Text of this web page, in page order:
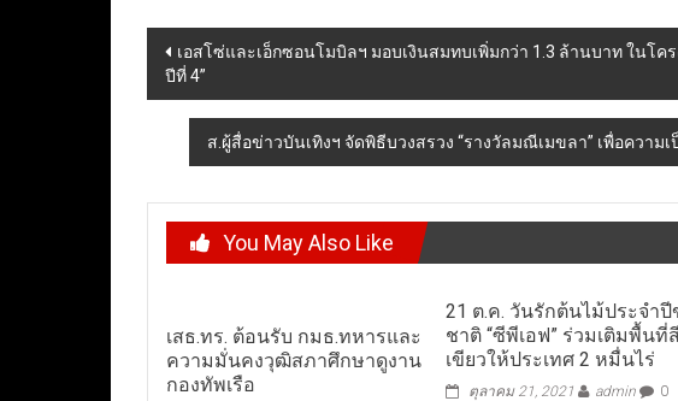
Post
navigation
เอสโซ่และเอ็กซอนโมบิลฯ มอบเงินสมทบเพิ่มกว่า 1.3 ล้านบาท ในโค
ปีที่ 4”
ส.ผู้สื่อข่าวบันเทิงฯ จัดพิธีบวงสรวง “รางวัลมณีเมขลา” เพื่อความ
You May Also Like
เสธ.ทร. ต้อนรับ กมธ.ทหารและ
ความมั่นคงวุฒิสภาศึกษาดูงาน
กองทัพเรือ
21 ต.ค. วันรักต้นไม้ประจำปี
ชาติ “ซีพีเอฟ” ร่วมเติมพื้นที่
เขียวให้ประเทศ 2 หมื่นไร่
ตุลาคม 21, 2021 admin 0